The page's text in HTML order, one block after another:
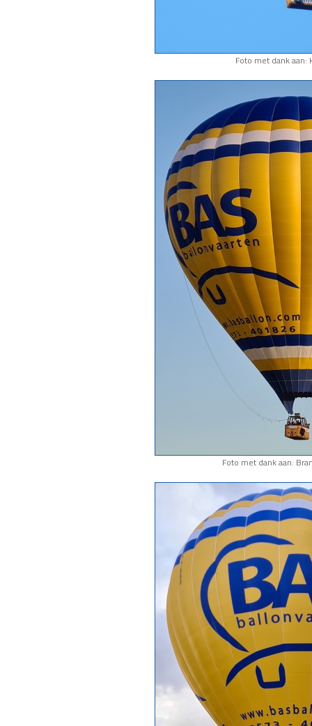
Foto met dank aan:
Foto met dank aan: